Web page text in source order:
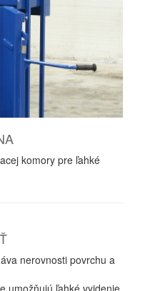
komory pre ľahké
nerovnosti povrchu a
umožňujú ľahké vyjdenie